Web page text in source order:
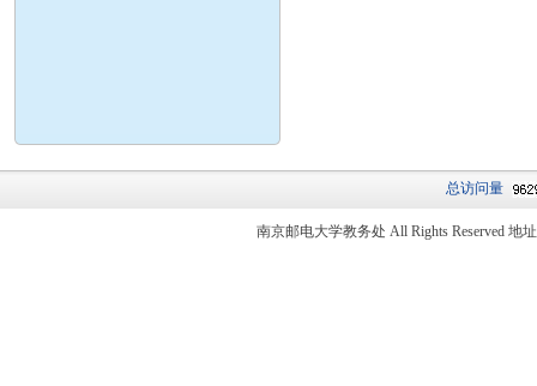
总访问量
南京邮电大学教务处 All Rights Reserved